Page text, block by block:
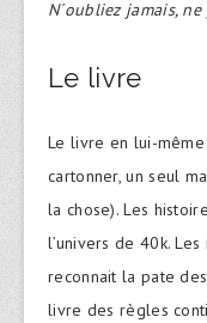
N´oubliez jamais,
Le livre
Le livre en lui-
cartonner, un seul
la chose). Les
l’univers de 40k.
reconnait la pate
livre des règles